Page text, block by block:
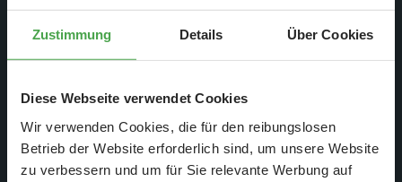
Zustimmung Details Über Cookies
Diese Webseite verwendet Cookies
Wir verwenden Cookies, die für den reibungslosen
Betrieb der Website erforderlich sind, um unsere Website
zu verbessern und um für Sie relevante Werbung auf
Den Blick auf das gesamte Große wollen wir euch natürlich
nicht enthalten.
Jede Woche sind Fortschritte auf der Anlage zu bestaunen.